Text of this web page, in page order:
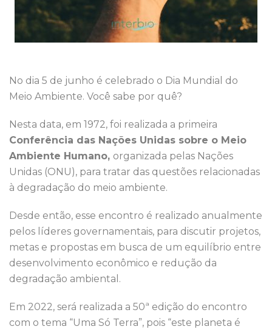
No dia 5 de junho é celebrado o Dia Mundial do
Meio Ambiente. Você sabe por quê?
Nesta data, em 1972, foi realizada a primeira
Conferência das Nações Unidas sobre o Meio
Ambiente Humano, organizada pelas Nações
Unidas (ONU), para tratar das questões relacionadas
à degradação do meio ambiente.
Desde então, esse encontro é realizado anualmente
pelos líderes governamentais, para discutir projetos,
metas e propostas em busca de um equilíbrio entre
desenvolvimento econômico e redução da
degradação ambiental.
Em 2022, será realizada a 50ª edição do encontro
com o tema “Uma Só Terra”, pois “este planeta é